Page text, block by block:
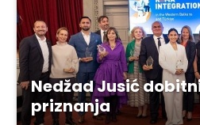
Nedžad Jusić
priznanja